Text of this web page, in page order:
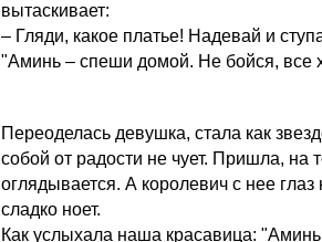
вытаскивает:
– Гляди, какое платье! Надевай и
"Аминь – спеши домой. Не бойся, все
Переоделась девушка, стала как
собой от радости не чует. Пришла, на
оглядывается. А королевич с нее
сладко ноет.
Как услыхала наша красавица: